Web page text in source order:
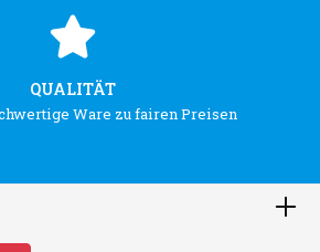
QUALITÄT
Ware zu fairen Preisen